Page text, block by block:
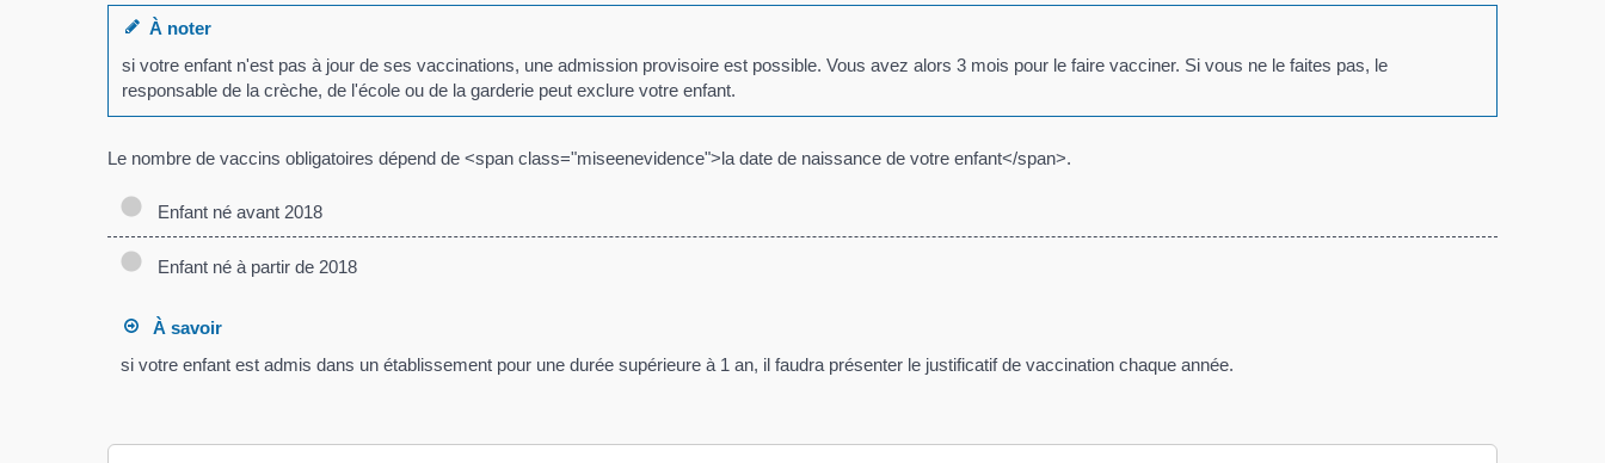
À noter
si votre enfant n'est pas à jour de ses vaccinations, une admission provisoire est possible. Vous avez alors 3 mois pour le faire vacciner. Si vous ne le faites pas, le
responsable de la crèche, de l'école ou de la garderie peut exclure votre enfant.
Le nombre de vaccins obligatoires dépend de <span class="miseenevidence">la date de naissance de votre enfant</span>.
Enfant né avant 2018
Enfant né à partir de 2018
À savoir
si votre enfant est admis dans un établissement pour une durée supérieure à 1 an, il faudra présenter le justificatif de vaccination chaque année.